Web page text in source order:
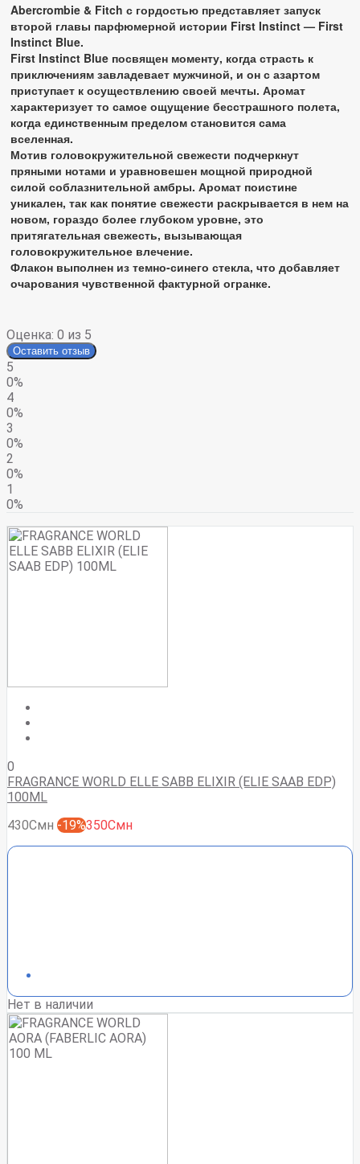
Abercrombie & Fitch с гордостью представляет запуск
второй главы парфюмерной истории First Instinct — First
Instinct Blue.
First Instinct Blue посвящен моменту, когда страсть к
приключениям завладевает мужчиной, и он с азартом
приступает к осуществлению своей мечты. Аромат
характеризует то самое ощущение бесстрашного полета,
когда единственным пределом становится сама
вселенная.
Мотив головокружительной свежести подчеркнут
пряными нотами и уравновешен мощной природной
силой соблазнительной амбры. Аромат поистине
уникален, так как понятие свежести раскрывается в нем на
новом, гораздо более глубоком уровне, это
притягательная свежесть, вызывающая
головокружительное влечение.
Флакон выполнен из темно-синего стекла, что добавляет
очарования чувственной фактурной огранке.
Оценка: 0 из 5
Оставить отзыв
5
0%
4
0%
3
0%
2
0%
1
0%
0
FRAGRANCE WORLD ELLE SABB ELIXIR (ELIE SAAB EDP)
100ML
430Смн -19%350Смн
Нет в наличии